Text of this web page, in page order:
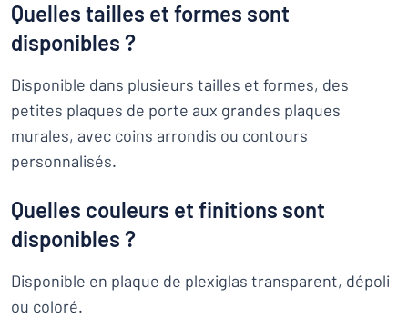
Quelles tailles et formes sont
disponibles ?
Disponible dans plusieurs tailles et formes, des
petites plaques de porte aux grandes plaques
murales, avec coins arrondis ou contours
personnalisés.
Quelles couleurs et finitions sont
disponibles ?
Disponible en plaque de plexiglas transparent, dépoli
ou coloré.